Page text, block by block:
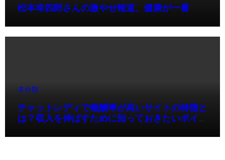
松本幸四郎さんの激やせ報道、健康が一番
未分類
チャットレディで報酬率が高いサイトの特徴と
は？収入を伸ばすために知っておきたいポイン